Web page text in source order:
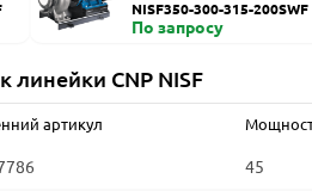
NISF350-300-315-200SWF
По запросу
линейки CNP NISF
артикул
45